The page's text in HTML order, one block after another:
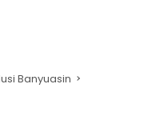
Banyuasin